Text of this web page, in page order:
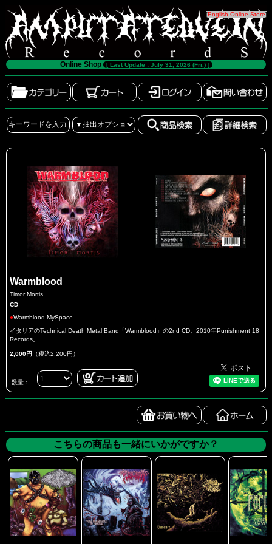
[English Online Store]
Online Shop [ Last Update : July 31, 2026 (Fri.) ]
Warmblood
Timor Mortis
CD
●Warmblood MySpace
イタリアのTechnical Death Metal Band「Warmblood」の2nd CD。2010年Punishment 18
Records。
2,000円 （税込2,200円）
数量：
こちらの商品も一緒にいかがですか？